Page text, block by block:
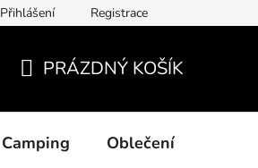
Přihlášení Registrace
KOŠÍK
PRÁZDNÝ KOŠÍK
Camping Oblečení